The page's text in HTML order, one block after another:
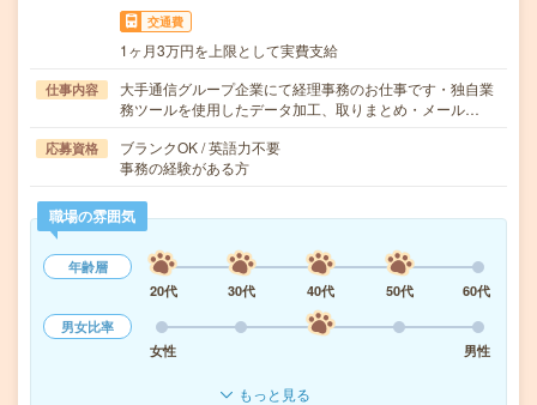
交通費
1ヶ月3万円を上限として実費支給
仕事内容
大手通信グループ企業にて経理事務のお仕事です・独自業
務ツールを使用したデータ加工、取りまとめ・メール…
応募資格
ブランクOK / 英語力不要
事務の経験がある方
職場の雰囲気
年齢層
20代
30代 40代 50代
60代
男女比率
女性
男性
もっと見る